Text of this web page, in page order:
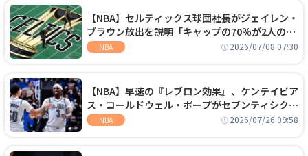
【NBA】セルティックス球団社長がジェイレン・
ブラウン放出を説明「キャップの70％が2人の選
手に集中するチームでは勝てない」
NBA 2026/07/08 07:30
【NBA】早速の『レブロン効果』、ケンテイビア
ス・コールドウェル・ポープがセブンティシクサ
ーズに1年契約で加入
NBA 2026/07/26 09:58